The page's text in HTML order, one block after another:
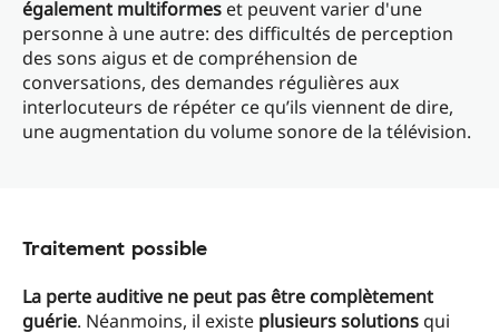
également multiformes et peuvent varier d'une
personne à une autre: des difficultés de perception
des sons aigus et de compréhension de
conversations, des demandes régulières aux
interlocuteurs de répéter ce qu’ils viennent de dire,
une augmentation du volume sonore de la télévision.
Traitement possible
La perte auditive ne peut pas être complètement
guérie. Néanmoins, il existe plusieurs solutionsqui